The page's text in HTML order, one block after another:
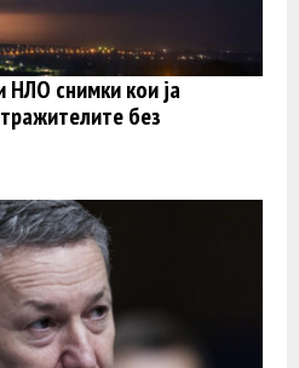
снимки кои ја
без